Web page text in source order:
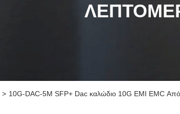
> 10G-DAC-5M SFP+ Dac καλώδιο 10G EMI EMC